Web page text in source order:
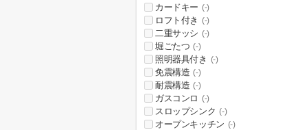
カードキー (-)
ロフト付き (-)
二重サッシ (-)
堀ごたつ (-)
照明器具付き (-)
免震構造 (-)
耐震構造 (-)
ガスコンロ (-)
スロップシンク (-)
オープンキッチン (-)